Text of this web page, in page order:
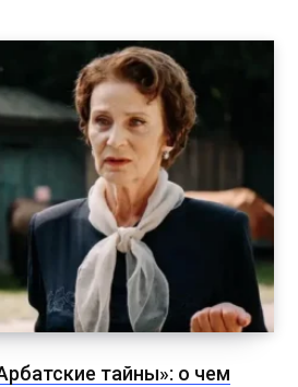
тайны»: о чем